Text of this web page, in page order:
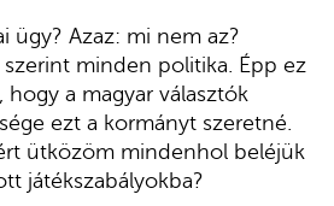
ügy? Azaz: mi nem az?
szerint minden politika. Épp ez
a magyar választók
ezt a kormányt szeretné.
ütközöm mindenhol beléjük
játékszabályokba?